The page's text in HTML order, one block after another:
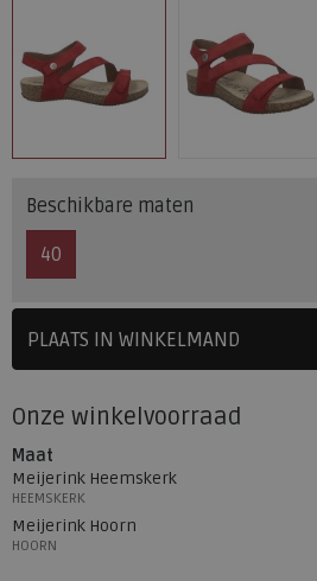
Beschikbare maten
40
PLAATS IN WINKELMAND
Onze winkelvoorraad
Maat
Meijerink Heemskerk
HEEMSKERK
Meijerink Hoorn
HOORN